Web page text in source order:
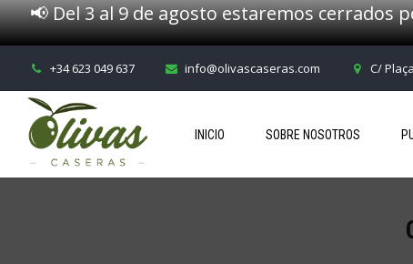
📢 Del 3 al 9 de agosto estaremos cerrados
+34 623 049 637 info@olivascaseras.com C/
INICIO SOBRE NOSOTROS